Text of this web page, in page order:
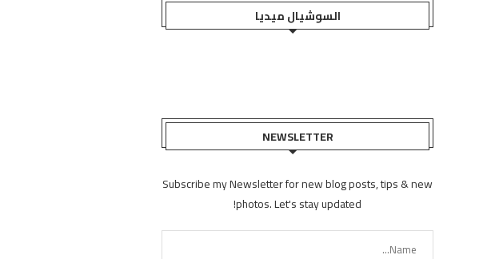
السوشيال ميديا
NEWSLETTER
Subscribe my Newsletter for new blog posts, tips & new
photos. Let's stay updated!